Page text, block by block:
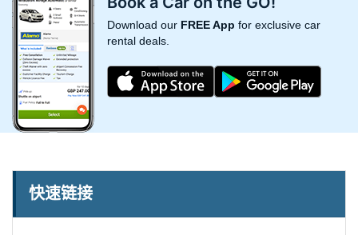
Download our FREE App for exclusive car
rental deals.
快速链接